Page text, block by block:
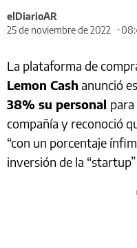
elDiarioAR
25 de noviembre de 2022
La plataforma de
Lemon Cash anunció
38% su personal para
compañía y reconoció
“con un porcentaje
inversión de la